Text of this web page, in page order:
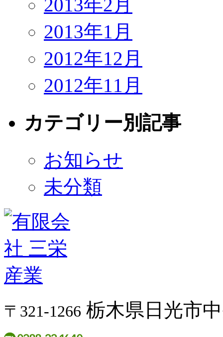
2013年2月
2013年1月
2012年12月
2012年11月
カテゴリー別記事
お知らせ
未分類
〒321-1266 栃木県日光市